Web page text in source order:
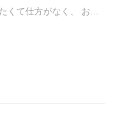
くて仕方がなく、 お...